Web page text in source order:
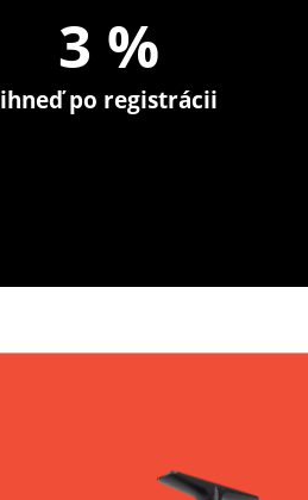
3 %
ihneď po registrácii